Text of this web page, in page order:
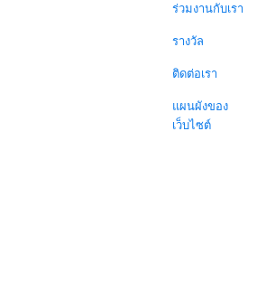
ร่วมงานกับเรา
รางวัล
ติดต่อเรา
แผนผังของ
เว็บไซต์